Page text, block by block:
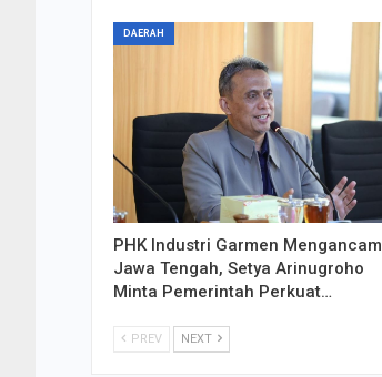
DAERAH
PHK Industri Garmen Mengancam
Jawa Tengah, Setya Arinugroho
Minta Pemerintah Perkuat…
PREV NEXT